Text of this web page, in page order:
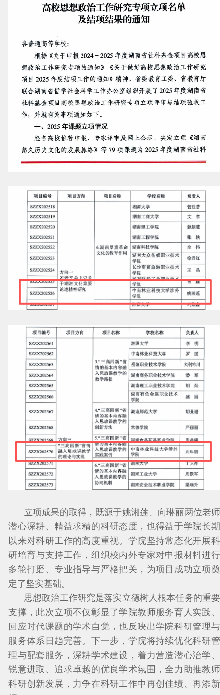
立项成果的取得，既源于姚湘莲、向琳丽两位老师
潜心深耕、精益求精的科研态度，也得益于学院长期
以来对科研工作的高度重视。学院坚持常态化开展科
研培育与支持工作，组织校内外专家对申报材料进行
多轮打磨、专业指导与严格把关，为项目成功立项奠
定了坚实基础。
思想政治工作研究是落实立德树人根本任务的重要
支撑，此次立项不仅彰显了学院教师服务育人实践、
回应时代课题的学术自觉，也反映出学院科研管理与
服务体系日趋完善。下一步，学院将持续优化科研管
理与配套服务，深耕学术建设，着力营造潜心治学、
锐意进取、追求卓越的优良学术氛围，全力助推教师
科研创新发展，力争在科研工作中再创佳绩、再添新